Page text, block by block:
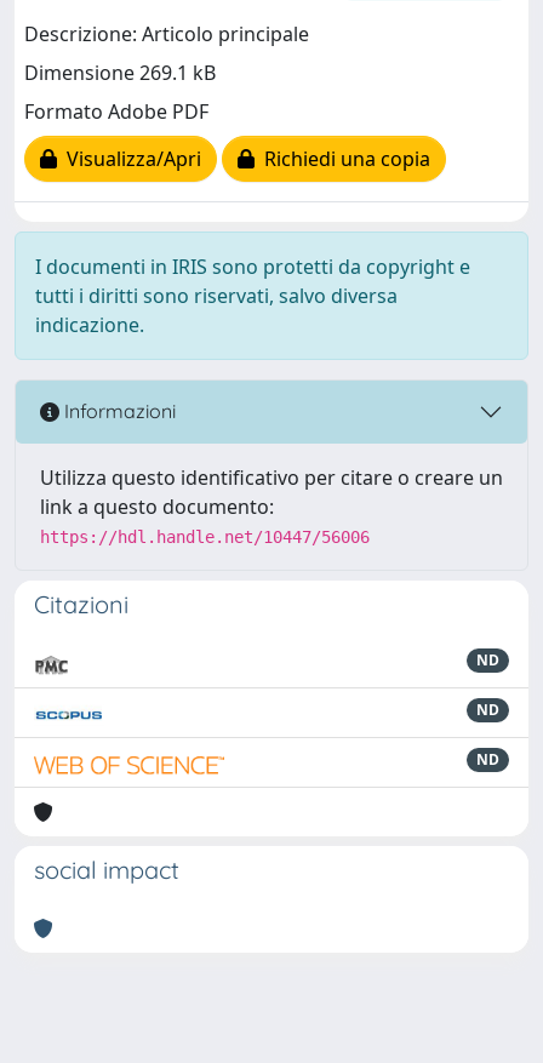
Descrizione: Articolo principale
Dimensione 269.1 kB
Formato Adobe PDF
Visualizza/Apri
Richiedi una copia
I documenti in IRIS sono protetti da copyright e
tutti i diritti sono riservati, salvo diversa
indicazione.
Informazioni
Utilizza questo identificativo per citare o creare un
link a questo documento:
https://hdl.handle.net/10447/56006
Citazioni
ND
ND
ND
social impact